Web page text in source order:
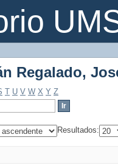
Regalado,
Regalado,
T U V W X Y Z
Resultados: